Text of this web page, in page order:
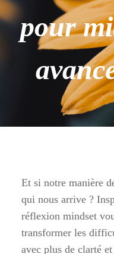
pour
Et si notre manière
qui nous arrive ?
réflexion mindset
transformer les
avec plus de clarté